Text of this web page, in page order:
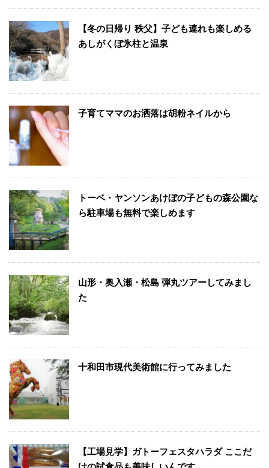
【冬の日帰り 秩父】子ども連れも楽しめる
あしがくぼ氷柱と温泉
子育てママのお洒落は胡粉ネイルから
トーベ・ヤンソンあけぼの子どもの森公園な
ら駐車場も無料で楽しめます
山形・奥入瀬・松島 弾丸ツアーしてみまし
た
十和田市現代美術館に行ってみました
【工場見学】ガトーフェスタハラダ ここだ